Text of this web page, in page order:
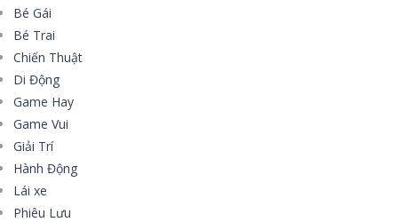
Bé Gái
Bé Trai
Chiến Thuật
Di Động
Game Hay
Game Vui
Giải Trí
Hành Động
Lái xe
Phiêu Lưu